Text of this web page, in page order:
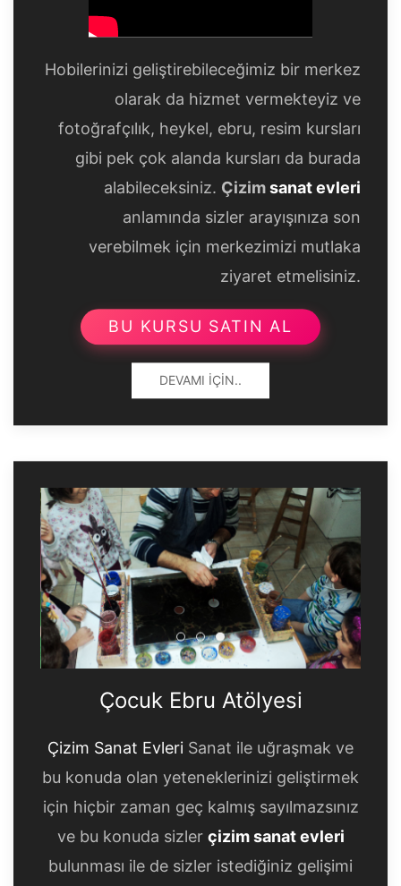
Hobilerinizi geliştirebileceğimiz bir merkez
olarak da hizmet vermekteyiz ve
fotoğrafçılık, heykel, ebru, resim kursları
gibi pek çok alanda kursları da burada
alabileceksiniz. Çizimsanat evleri
anlamında sizler arayışınıza son
verebilmek için merkezimizi mutlaka
ziyaret etmelisiniz.
BU KURSU SATIN AL
DEVAMI İÇIN..
Çocuk Ebru Atölyesi
Çocuk Ebru Atölyesi
Çocuk Ebru Atölyesi
Çocuk Ebru Atölyesi
Çizim Sanat Evleri Sanat ile uğraşmak ve
bu konuda olan yeteneklerinizi geliştirmek
için hiçbir zaman geç kalmış sayılmazsınız
ve bu konuda sizler çizim sanat evleri
bulunması ile de sizler istediğiniz gelişimi